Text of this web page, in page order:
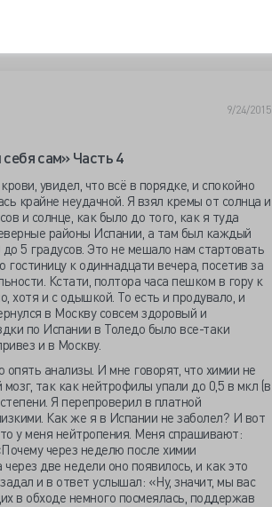
9/24/2015
сам» Часть 4
увидел, что всё в порядке, и спокойно
крайне неудачной. Я взял кремы от солнца и
и солнце, как было до того, как я туда
районы Испании, а там был каждый
5 градусов. Это не мешало нам стартовать
к одиннадцати вечера, посетив за
Кстати, полтора часа пешком в гору к
хотя и с одышкой. То есть и продувало, и
в Москву совсем здоровый и
по Испании в Толедо было все-таки
и в Москву.
анализы. И мне говорят, что химии не
так как нейтрофилы упали до 0,5 в мкл (в
Я перепроверил в платной
Как же я в Испании не заболел? И вот
у меня нейтропения. Меня спрашивают:
через неделю после химии
две недели оно появилось, и как это
и в ответ услышал: «Ну, значит, мы вас
в обходе немного посмеялась, поддержав